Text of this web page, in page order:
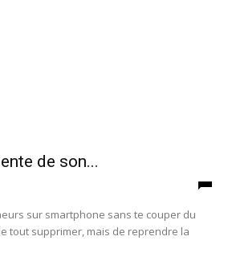
de son...
sur smartphone sans te couper du
tout supprimer, mais de reprendre la